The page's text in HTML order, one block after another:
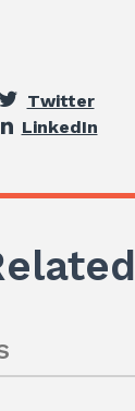
Twitter
LinkedIn